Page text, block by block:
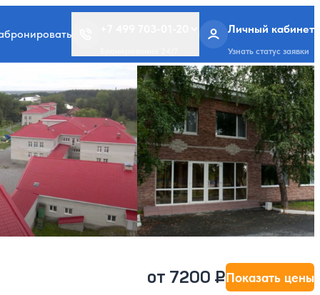
Личный кабинет
Узнать статус заявки
от 7200 ₽Показать цены